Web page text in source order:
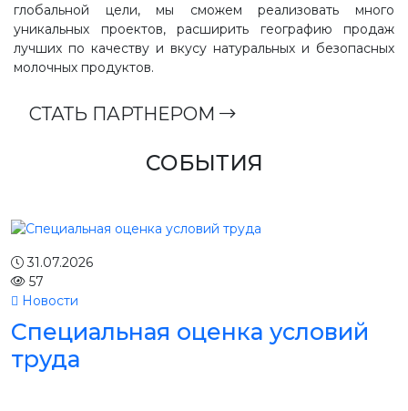
глобальной цели, мы сможем реализовать много
уникальных проектов, расширить географию продаж
лучших по качеству и вкусу натуральных и безопасных
молочных продуктов.
СТАТЬ ПАРТНЕРОМ
СОБЫТИЯ
31.07.2026
57
Новости
Специальная оценка условий
труда